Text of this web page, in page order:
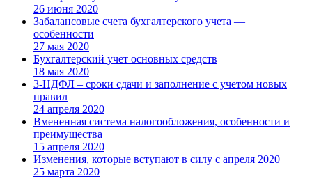
26 июня 2020
Забалансовые счета бухгалтерского учета —
особенности
27 мая 2020
Бухгалтерский учет основных средств
18 мая 2020
3-НДФЛ – сроки сдачи и заполнение с учетом новых
правил
24 апреля 2020
Вмененная система налогообложения, особенности и
преимущества
15 апреля 2020
Изменения, которые вступают в силу с апреля 2020
25 марта 2020